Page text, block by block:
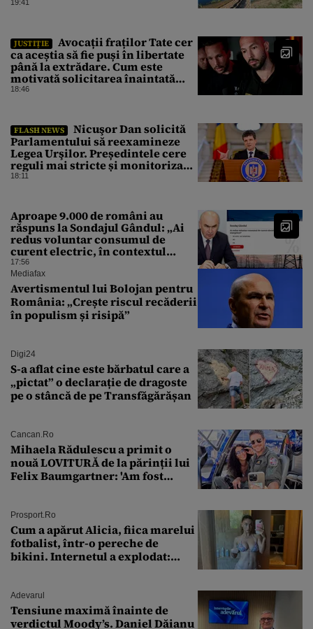
urmează
19:41
JUSTIȚIE
Avocații fraților Tate cer
ca aceștia să fie puși în libertate
până la extrădare. Cum este
motivată solicitarea înaintată
instanței
18:46
FLASH NEWS
Nicuşor Dan solicită
Parlamentului să reexamineze
Legea Urşilor. Președintele cere
reguli mai stricte și monitorizare
în timp real
18:11
Aproape 9.000 de români au
răspuns la Sondajul Gândul: „Ai
redus voluntar consumul de
curent electric, în contextul
crizei energetice?” Rezultatul a
fost o surpriză
17:56
Mediafax
Avertismentul lui Bolojan pentru
România: „Crește riscul recăderii
în populism și risipă”
Digi24
S-a aflat cine este bărbatul care a
„pictat” o declarație de dragoste
pe o stâncă de pe Transfăgărășan
Cancan.ro
Mihaela Rădulescu a primit o
nouă LOVITURĂ de la părinții lui
Felix Baumgartner: 'Am fost
Prosport.ro
Cum a apărut Alicia, fiica marelui
fotbalist, într-o pereche de
bikini. Internetul a explodat:
Adevarul
Tensiune maximă înainte de
verdictul Moody’s. Daniel Dăianu